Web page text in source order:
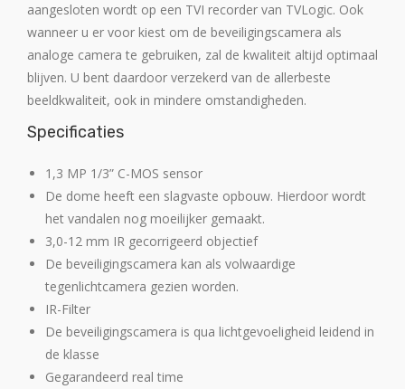
aangesloten wordt op een TVI recorder van TVLogic. Ook
wanneer u er voor kiest om de beveiligingscamera als
analoge camera te gebruiken, zal de kwaliteit altijd optimaal
blijven. U bent daardoor verzekerd van de allerbeste
beeldkwaliteit, ook in mindere omstandigheden.
Specificaties
1,3 MP 1/3” C-MOS sensor
De dome heeft een slagvaste opbouw. Hierdoor wordt
het vandalen nog moeilijker gemaakt.
3,0-12 mm IR gecorrigeerd objectief
De beveiligingscamera kan als volwaardige
tegenlichtcamera gezien worden.
IR-Filter
De beveiligingscamera is qua lichtgevoeligheid leidend in
de klasse
Gegarandeerd real time